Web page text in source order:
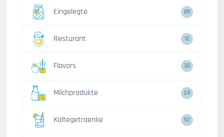
Eingelegte 89
Resturant 12
Flavors 30
Milchprodukte 24
Kaltegetraenke 52